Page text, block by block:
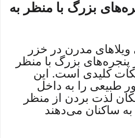
بزرگ با منظر به
ویلاهای مدرن در خزر
پنجره‌های بزرگ با منظر
نکات کلیدی است. این
طبیعی را به داخل
لذت بردن از منظر
به ساکنان می‌دهند